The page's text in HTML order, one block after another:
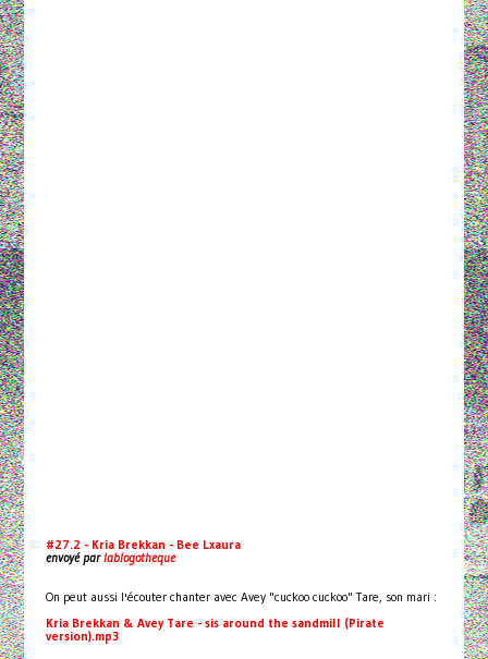
#27.2 - Kria Brekkan - Bee Lxaura
envoyé parlablogotheque
On peut aussi l'écouter chanter avec Avey "cuckoo cuckoo" Tare, son mari :
Kria Brekkan & Avey Tare - sis around the sandmill (Pirate
version).mp3